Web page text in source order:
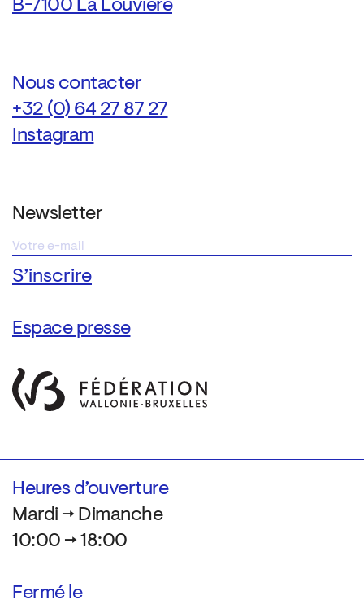
B-7100 La Louvière
Nous contacter
+32 (0) 64 27 87 27
Instagram
Newsletter
Espace presse
Heures d’ouverture
Mardi → Dimanche
10:00 → 18:00
Fermé le